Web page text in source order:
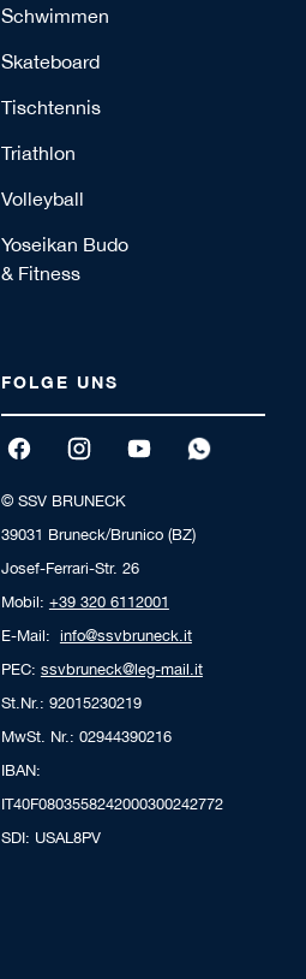
Schwimmen
Skateboard
Tischtennis
Triathlon
Volleyball
Yoseikan Budo
& Fitness
FOLGE UNS
© SSV BRUNECK
39031 Bruneck/Brunico (BZ)
Josef-Ferrari-Str. 26
Mobil: +39 320 6112001
E-Mail: info@ssvbruneck.it
PEC: ssvbruneck@leg-mail.it
St.Nr.: 92015230219
MwSt. Nr.: 02944390216
IBAN:
IT40F0803558242000300242772
SDI: USAL8PV